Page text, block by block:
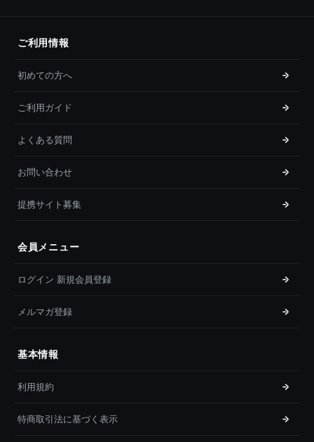
ご利用情報
初めての方へ
ご利用ガイド
よくある質問
お問い合わせ
提携サイト募集
会員メニュー
ログイン 新規会員登録
メルマガ登録
基本情報
利用規約
特商取引法に基づく表示